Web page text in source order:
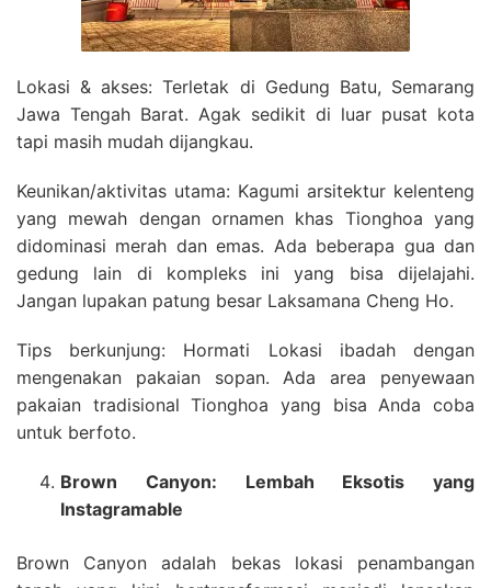
Lokasi & akses: Terletak di Gedung Batu, Semarang
Jawa Tengah Barat. Agak sedikit di luar pusat kota
tapi masih mudah dijangkau.
Keunikan/aktivitas utama: Kagumi arsitektur kelenteng
yang mewah dengan ornamen khas Tionghoa yang
didominasi merah dan emas. Ada beberapa gua dan
gedung lain di kompleks ini yang bisa dijelajahi.
Jangan lupakan patung besar Laksamana Cheng Ho.
Tips berkunjung: Hormati Lokasi ibadah dengan
mengenakan pakaian sopan. Ada area penyewaan
pakaian tradisional Tionghoa yang bisa Anda coba
untuk berfoto.
Brown Canyon: Lembah Eksotis yang
Instagramable
Brown Canyon adalah bekas lokasi penambangan